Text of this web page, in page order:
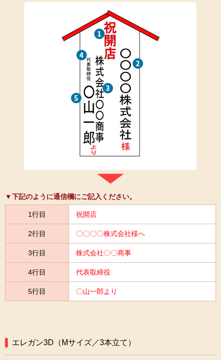
▼下記のように通信欄にご記入ください。
1行目 祝開店
2行目 〇〇〇〇株式会社様へ
3行目 株式会社〇〇商事
4行目 代表取締役
5行目 〇山一郎より
エレガン3D（Mサイズ／3本立て）